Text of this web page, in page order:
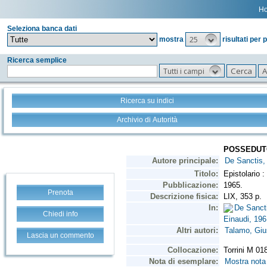
Seleziona banca dati
mostra
25 risultati per
Ricerca semplice
Tutti i campi
Ricerca su indici
Archivio di Autorità
Prenota
Chiedi info
Lascia un commento